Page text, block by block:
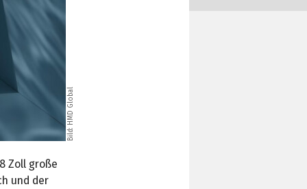
Bild: HMD Global
Zoll große
und der